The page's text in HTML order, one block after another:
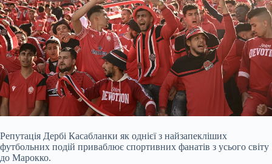
Репутація Дербі Касабланки як однієї з найзапекліших
футбольних подій приваблює спортивних фанатів з усього світу
до Марокко.